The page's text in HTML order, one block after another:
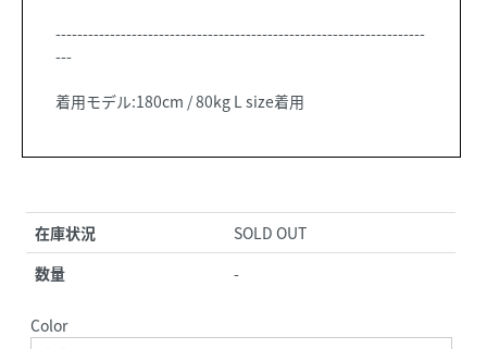
--------------------------------------------------------------------
---
着用モデル:180cm / 80kg L size着用
在庫状況
SOLD OUT
数量
-
Color